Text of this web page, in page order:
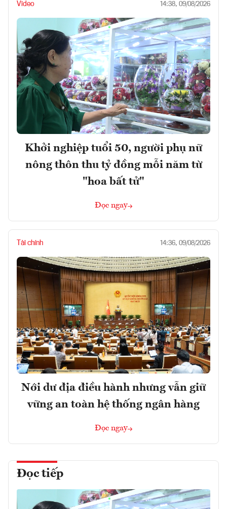
Video 14:38, 09/08/2026
Khởi nghiệp tuổi 50, người phụ nữ
nông thôn thu tỷ đồng mỗi năm từ
"hoa bất tử"
Đọc ngay
Tài chính 14:36, 09/08/2026
Nới dư địa điều hành nhưng vẫn giữ
vững an toàn hệ thống ngân hàng
Đọc ngay
Đọc tiếp